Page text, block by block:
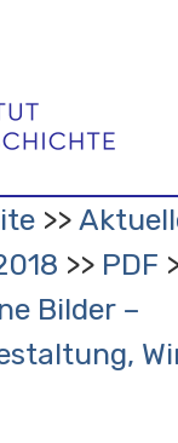
PDF
Bilder –